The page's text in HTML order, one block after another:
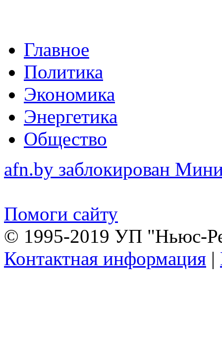
Главное
Политика
Экономика
Энергетика
Общество
afn.by заблокирован
Помоги сайту
© 1995-2019 УП "Ньюс-
Контактная информация |